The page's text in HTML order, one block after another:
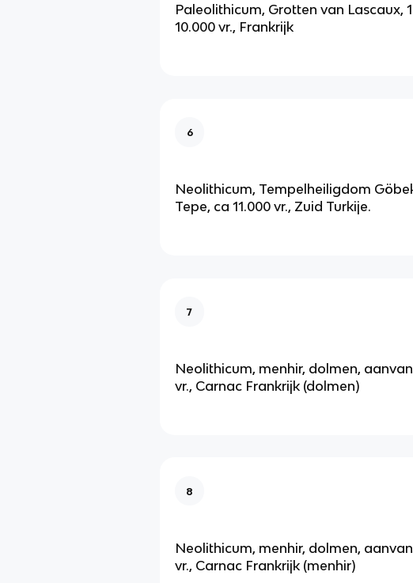
Paleolithicum, Grotten van Lascaux,
10.000 vr., Frankrijk
6
Neolithicum, Tempelheiligdom
Tepe, ca 11.000 vr., Zuid Turkije.
7
Neolithicum, menhir, dolmen,
vr., Carnac Frankrijk (dolmen)
8
Neolithicum, menhir, dolmen,
vr., Carnac Frankrijk (menhir)